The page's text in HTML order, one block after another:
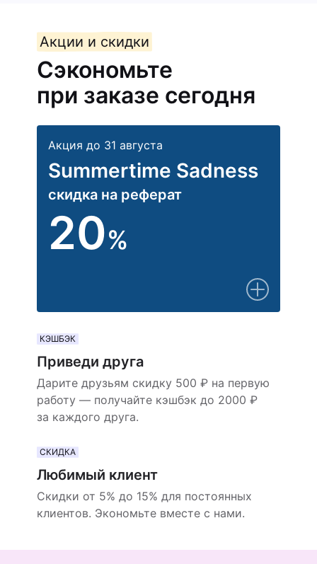
Акции и скидки
Сэкономьте
при заказе сегодня
Акция до 31 августа
Summertime Sadness
скидка на реферат
20%
КЭШБЭК
Приведи друга
Дарите друзьям скидку 500 ₽ на первую
работу — получайте кэшбэк до 2000 ₽
за каждого друга.
СКИДКА
Любимый клиент
Скидки от 5% до 15% для постоянных
клиентов. Экономьте вместе с нами.